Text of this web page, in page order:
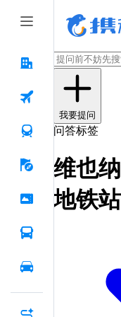
我要提问
问答标签
维也
地铁